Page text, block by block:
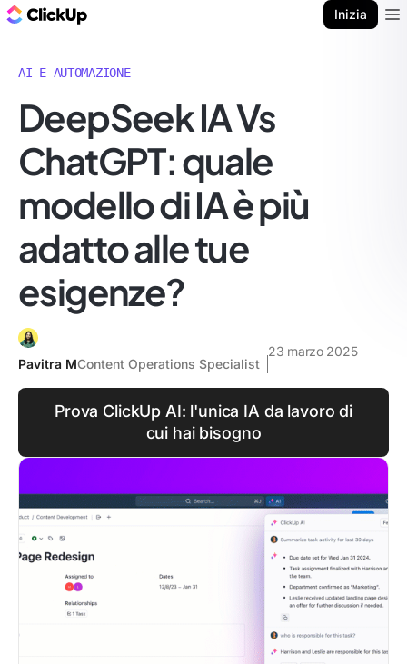
Inizia
AI E AUTOMAZIONE
DeepSeek IA Vs
ChatGPT: quale
modello di IA è più
adatto alle tue
esigenze?
Pavitra MContent Operations Specialist
23 marzo 2025
Prova ClickUp AI: l'unica IA da lavoro di
cui hai bisogno